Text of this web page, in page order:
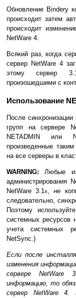
Обновление Bindery
происходит затем
происходит
NetWare 4.
Всякий раз, когда
сервер NetWare 4
этому сервер
произошедшими с
Использование
После
групп на сервере
NETADMIN или
произведенные
на все серверы в
WARNING: Любые
администрирования
NetWare 3.1x
, не
следовательно,
Поэтому
системных ресурсов
учета системных
NetSync.)
Если после
изменения
сервере NetWare
информацию, то
сервер NetWare 4.